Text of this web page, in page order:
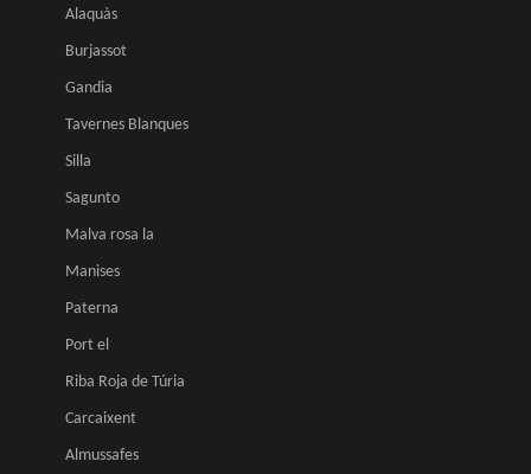
Alaquàs
Burjassot
Gandia
Tavernes Blanques
Silla
Sagunto
Malva rosa la
Manises
Paterna
Port el
Riba Roja de Túria
Carcaixent
Almussafes